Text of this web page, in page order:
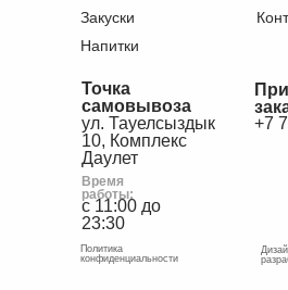
+7
ул. Тауелсыздык
10, Комплекс
Даулет
Точка
самовывоза
с 11:00 до
23:30
Время
работы:
Политика
конфиденциальности
Закуски
Напитки